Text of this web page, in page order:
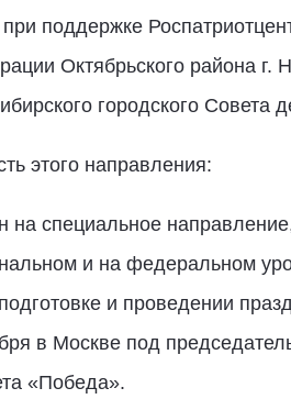
поддержке
Октябрьского района г.
городского Совета
этого направления:
на специальное
и на федеральном
и проведении
в Москве под
«Победа».